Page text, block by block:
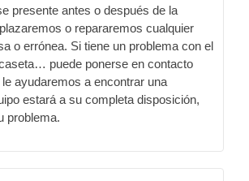
presente antes o después de la
o repararemos cualquier
o errónea. Si tiene un problema con el
puede ponerse en contacto
ayudaremos a encontrar una
estará a su completa disposición,
problema.